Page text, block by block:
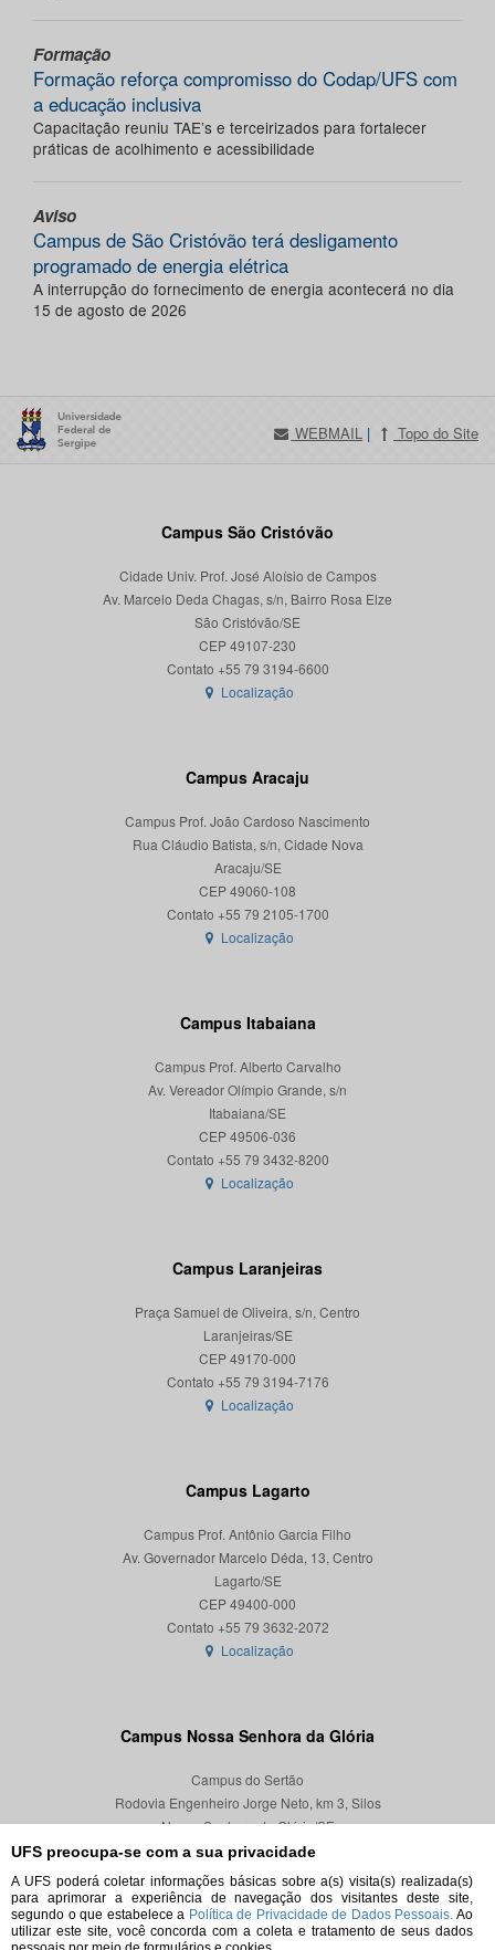
UFS preocupa-se com a sua privacidade
A UFS poderá coletar informações básicas sobre a(s) visita(s) realizada(s)
para aprimorar a experiência de navegação dos visitantes deste site,
segundo o que estabelece a Política de Privacidade de Dados Pessoais. Ao
utilizar este site, você concorda com a coleta e tratamento de seus dados
Formação
Formação reforça compromisso do Codap/UFS com
a educação inclusiva
Capacitação reuniu TAE’s e terceirizados para fortalecer
práticas de acolhimento e acessibilidade
Aviso
Campus de São Cristóvão terá desligamento
programado de energia elétrica
A interrupção do fornecimento de energia acontecerá no dia
15 de agosto de 2026
WEBMAIL | Topo do Site
Campus São Cristóvão
Cidade Univ. Prof. José Aloísio de Campos
Av. Marcelo Deda Chagas, s/n, Bairro Rosa Elze
São Cristóvão/SE
CEP 49107-230
Localização
Campus Aracaju
Campus Prof. João Cardoso Nascimento
Rua Cláudio Batista, s/n, Cidade Nova
Aracaju/SE
CEP 49060-108
Localização
Campus Itabaiana
Campus Prof. Alberto Carvalho
Av. Vereador Olímpio Grande, s/n
Itabaiana/SE
CEP 49506-036
Localização
Campus Laranjeiras
Praça Samuel de Oliveira, s/n, Centro
Laranjeiras/SE
CEP 49170-000
Localização
Campus Lagarto
Campus Prof. Antônio Garcia Filho
Av. Governador Marcelo Déda, 13, Centro
Lagarto/SE
CEP 49400-000
Localização
Campus Nossa Senhora da Glória
Campus do Sertão
Rodovia Engenheiro Jorge Neto, km 3, Silos
Nossa Senhora da Glória/SE
CEP 49680-000
Localização